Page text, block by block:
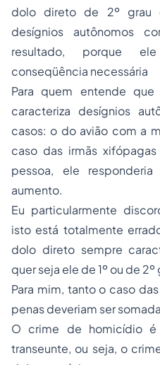
dolo direto de 2º grau
desígnios autônomos
resultado, porque
conseqüência necessária
Para quem entende
caracteriza desígnios
casos: o do avião com a
caso das irmãs
pessoa, ele
aumento.
Eu particularmente
isto está totalmente
dolo direto sempre
quer seja ele de 1º ou de 2º
Para mim, tanto o caso
penasdeveriam ser
O crime de homicídio
transeunte, ou seja, o